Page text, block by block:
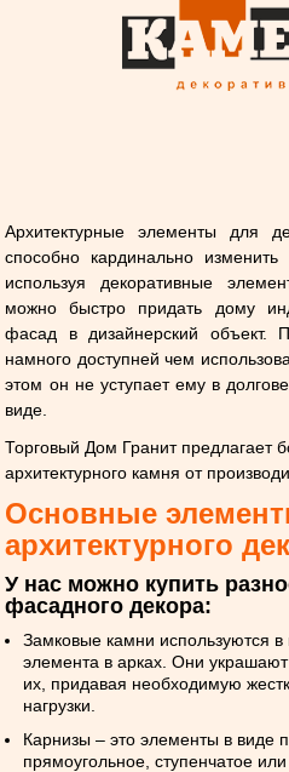
Архитектурные элементы для
способно кардинально
используя декоративные
можно быстро придать дому
фасад в дизайнерский объект.
намного доступней чем
этом он не уступает ему в
виде.
Торговый Дом Гранит предлагает
архитектурного камня от
Основные
архитектурного
У нас можно купить
фасадного декора:
Замковые камни используются в
элемента в арках. Они
их, придавая необходимую
нагрузки.
Карнизы – это элементы в виде
прямоугольное, ступенчатое